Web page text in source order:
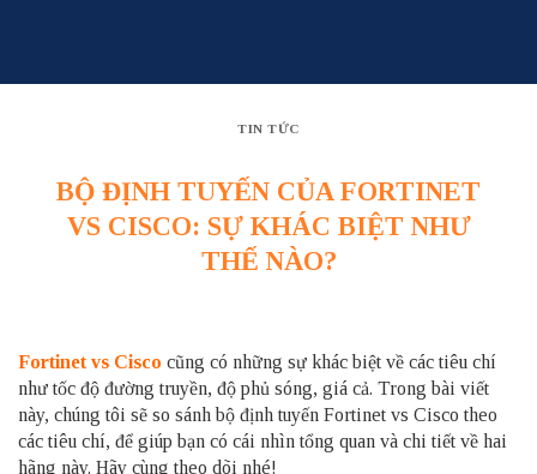
TIN TỨC
BỘ ĐỊNH TUYẾN CỦA FORTINET
VS CISCO: SỰ KHÁC BIỆT NHƯ
THẾ NÀO?
Fortinet vs Cisco cũng có những sự khác biệt về các tiêu chí
như tốc độ đường truyền, độ phủ sóng, giá cả. Trong bài viết
này, chúng tôi sẽ so sánhbộ định tuyến Fortinet vs Cisco theo
các tiêu chí, để giúp bạn có cái nhìn tổng quan và chi tiết về hai
hãng này. Hãy cùng theo dõi nhé!